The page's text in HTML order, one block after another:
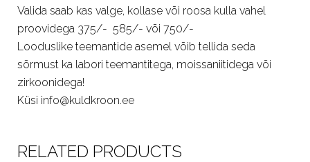
Valida saab kas valge, kollase või roosa kulla vahel
proovidega 375/- 585/- või 750/-
Looduslike teemantide asemel võib tellida seda
sõrmust ka labori teemantitega, moissaniitidega või
zirkoonidega!
Küsi info@kuldkroon.ee
RELATED PRODUCTS